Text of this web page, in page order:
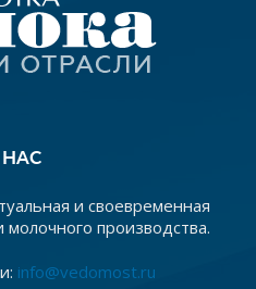
и своевременная
производства.
info@vedomost.ru